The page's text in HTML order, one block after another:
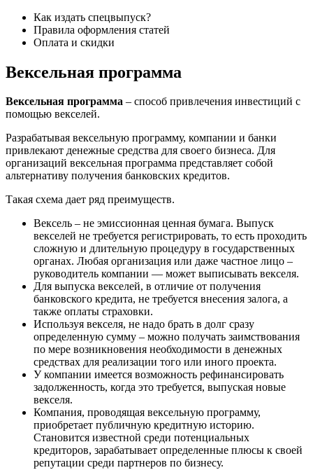
Как издать спецвыпуск?
Правила оформления статей
Оплата и скидки
Вексельная программа
Вексельная программа – способ привлечения инвестиций с
помощью векселей.
Разрабатывая вексельную программу, компании и банки
привлекают денежные средства для своего бизнеса. Для
организаций вексельная программа представляет собой
альтернативу получения банковских кредитов.
Такая схема дает ряд преимуществ.
Вексель – не эмиссионная ценная бумага. Выпуск
векселей не требуется регистрировать, то есть проходить
сложную и длительную процедуру в государственных
органах. Любая организация или даже частное лицо –
руководитель компании — может выписывать векселя.
Для выпуска векселей, в отличие от получения
банковского кредита, не требуется внесения залога, а
также оплаты страховки.
Используя векселя, не надо брать в долг сразу
определенную сумму – можно получать заимствования
по мере возникновения необходимости в денежных
средствах для реализации того или иного проекта.
У компании имеется возможность рефинансировать
задолженность, когда это требуется, выпуская новые
векселя.
Компания, проводящая вексельную программу,
приобретает публичную кредитную историю.
Становится известной среди потенциальных
кредиторов, зарабатывает определенные плюсы к своей
репутации среди партнеров по бизнесу.